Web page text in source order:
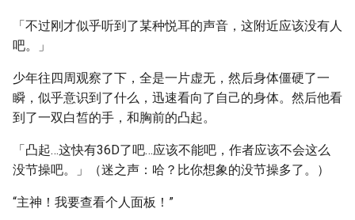
「不过刚才似乎听到了某种悦耳的声音，这附近应该没有人
吧。」
少年往四周观察了下，全是一片虚无，然后身体僵硬了一
瞬，似乎意识到了什么，迅速看向了自己的身体。然后他看
到了一双白皙的手，和胸前的凸起。
「凸起…这快有36D了吧…应该不能吧，作者应该不会这么
没节操吧。」（迷之声：哈？比你想象的没节操多了。）
“主神！我要查看个人面板！”